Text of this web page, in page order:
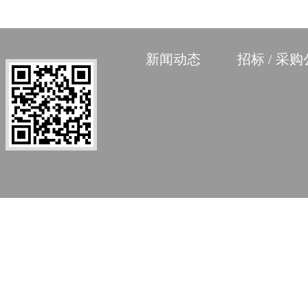
新闻动态 招标 / 采购